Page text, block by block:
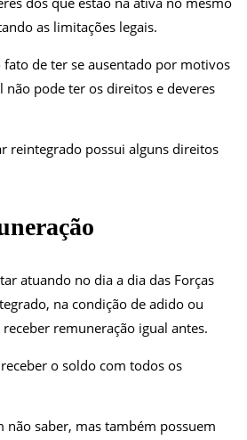
as limitações legais.
de ter se ausentado por motivos
não pode ter os direitos e deveres
reintegrado possui alguns direitos
atuando no dia a dia das Forças
na condição de adido ou
remuneração igual antes.
o soldo com todos os
saber, mas também possuem